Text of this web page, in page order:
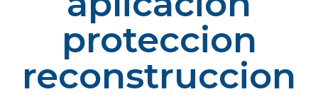
proteccion
reconstruccion